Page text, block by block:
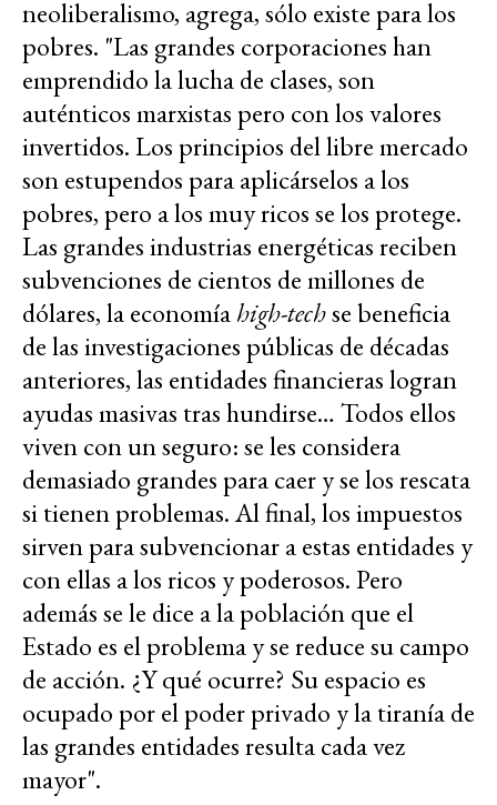
neoliberalismo, agrega, sólo existe para los
pobres. "Las grandes corporaciones han
emprendido la lucha de clases, son
auténticos marxistas pero con los valores
invertidos. Los principios del libre mercado
son estupendos para aplicárselos a los
pobres, pero a los muy ricos se los protege.
Las grandes industrias energéticas reciben
subvenciones de cientos de millones de
dólares, la economíahigh-techse beneficia
de las investigaciones públicas de décadas
anteriores, las entidades financieras logran
ayudas masivas tras hundirse… Todos ellos
viven con un seguro: se les considera
demasiado grandes para caer y se los rescata
si tienen problemas. Al final, los impuestos
sirven para subvencionar a estas entidades y
con ellas a los ricos y poderosos. Pero
además se le dice a la población que el
Estado es el problema y se reduce su campo
de acción. ¿Y qué ocurre? Su espacio es
ocupado por el poder privado y la tiranía de
las grandes entidades resulta cada vez
mayor".